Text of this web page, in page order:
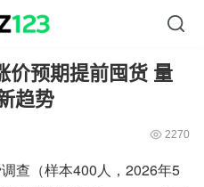
价预期提前囤货 量
趋势
2270
查（样本400人，2026年5